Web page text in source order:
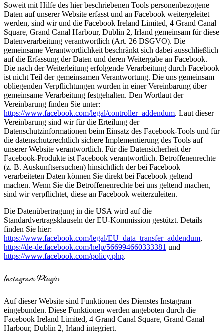
Soweit mit Hilfe des hier beschriebenen Tools personenbezogene
Daten auf unserer Website erfasst und an Facebook weitergeleitet
werden, sind wir und die Facebook Ireland Limited, 4 Grand Canal
Square, Grand Canal Harbour, Dublin 2, Irland gemeinsam für diese
Datenverarbeitung verantwortlich (Art. 26 DSGVO). Die
gemeinsame Verantwortlichkeit beschränkt sich dabei ausschließlich
auf die Erfassung der Daten und deren Weitergabe an Facebook.
Die nach der Weiterleitung erfolgende Verarbeitung durch Facebook
ist nicht Teil der gemeinsamen Verantwortung. Die uns gemeinsam
obliegenden Verpflichtungen wurden in einer Vereinbarung über
gemeinsame Verarbeitung festgehalten. Den Wortlaut der
Vereinbarung finden Sie unter:
https://www.facebook.com/legal/controller_addendum. Laut dieser
Vereinbarung sind wir für die Erteilung der
Datenschutzinformationen beim Einsatz des Facebook-Tools und für
die datenschutzrechtlich sichere Implementierung des Tools auf
unserer Website verantwortlich. Für die Datensicherheit der
Facebook-Produkte ist Facebook verantwortlich. Betroffenenrechte
(z. B. Auskunftsersuchen) hinsichtlich der bei Facebook
verarbeiteten Daten können Sie direkt bei Facebook geltend
machen. Wenn Sie die Betroffenenrechte bei uns geltend machen,
sind wir verpflichtet, diese an Facebook weiterzuleiten.
Die Datenübertragung in die USA wird auf die
Standardvertragsklauseln der EU-Kommission gestützt. Details
finden Sie hier:
https://www.facebook.com/legal/EU_data_transfer_addendum,
https://de-de.facebook.com/help/566994660333381 und
https://www.facebook.com/policy.php.
Instagram Plugin
Auf dieser Website sind Funktionen des Dienstes Instagram
eingebunden. Diese Funktionen werden angeboten durch die
Facebook Ireland Limited, 4 Grand Canal Square, Grand Canal
Harbour, Dublin 2, Irland integriert.